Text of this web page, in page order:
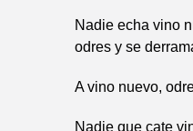
Nadie echa vino
odres y se
A vino nuevo,
Nadie que cate